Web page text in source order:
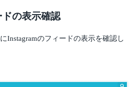
の表示確認
Instagramのフィードの表示を確認し